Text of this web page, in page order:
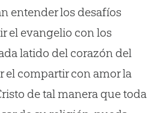
entender los desafíos
el evangelio con los
latido del corazón del
el compartir con amor la
de tal manera que toda